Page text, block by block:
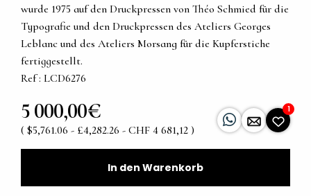
wurde 1975 auf den Druckpressen von Théo Schmied für die
Typografie und den Druckpressen des Ateliers Georges
Leblanc und des Ateliers Morsang für die Kupferstiche
fertiggestellt.
Ref : LCD6276
5 000,00€
( $5,761.06 - £4,282.26 - CHF 4 681,12 )
1
In den Warenkorb